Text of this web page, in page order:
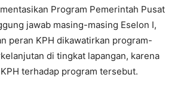
Program Pemerintah Pusat
jawab masing-masing Eselon I,
peran KPH dikawatirkan program-
di tingkat lapangan, karena
terhadap program tersebut.